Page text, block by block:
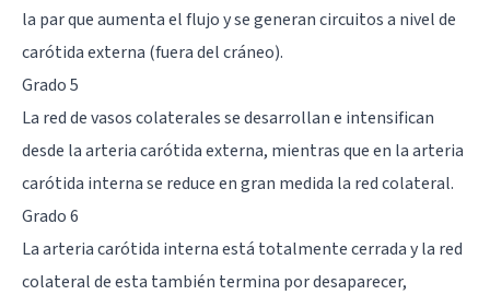
la par que aumenta el flujo y se generan circuitos a nivel de
carótida externa (fuera del cráneo).
Grado 5
La red de vasos colaterales se desarrollan e intensifican
desde la arteria carótida externa, mientras que en la arteria
carótida interna se reduce en gran medida la red colateral.
Grado 6
La arteria carótida interna está totalmente cerrada y la red
colateral de esta también termina por desaparecer,